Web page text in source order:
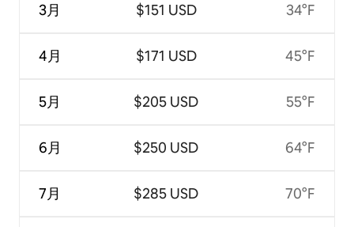
3月
4月
5月
6月
7月
$151 USD
$171 USD
$205 USD
$250 USD
$285 USD
34°F
45°F
55°F
64°F
70°F